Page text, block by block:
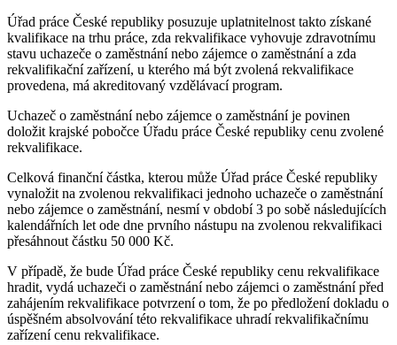
Úřad práce České republiky posuzuje uplatnitelnost takto získané
kvalifikace na trhu práce, zda rekvalifikace vyhovuje zdravotnímu
stavu uchazeče o zaměstnání nebo zájemce o zaměstnání a zda
rekvalifikační zařízení, u kterého má být zvolená rekvalifikace
provedena, má akreditovaný vzdělávací program.
Uchazeč o zaměstnání nebo zájemce o zaměstnání je povinen
doložit krajské pobočce Úřadu práce České republiky cenu zvolené
rekvalifikace.
Celková finanční částka, kterou může Úřad práce České republiky
vynaložit na zvolenou rekvalifikaci jednoho uchazeče o zaměstnání
nebo zájemce o zaměstnání, nesmí v období 3 po sobě následujících
kalendářních let ode dne prvního nástupu na zvolenou rekvalifikaci
přesáhnout částku 50 000 Kč.
V případě, že bude Úřad práce České republiky cenu rekvalifikace
hradit, vydá uchazeči o zaměstnání nebo zájemci o zaměstnání před
zahájením rekvalifikace potvrzení o tom, že po předložení dokladu o
úspěšném absolvování této rekvalifikace uhradí rekvalifikačnímu
zařízení cenu rekvalifikace.